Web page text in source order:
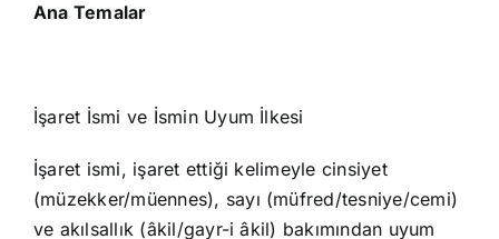
Ana Temalar
İşaret İsmi ve İsmin Uyum İlkesi
İşaret ismi, işaret ettiği kelimeyle cinsiyet
(müzekker/müennes), sayı (müfred/tesniye/cemi)
ve akılsallık (âkil/gayr-i âkil) bakımından uyum